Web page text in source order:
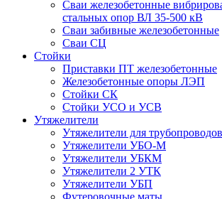
Сваи железобетонные
стальных опор ВЛ 35-500 кВ
Сваи забивные железобетонные
Сваи СЦ
Стойки
Приставки ПТ железобетонные
Железобетонные опоры ЛЭП
Стойки СК
Стойки УСО и УСВ
Утяжелители
Утяжелители для трубопроводов
Утяжелители УБО-М
Утяжелители УБКМ
Утяжелители 2 УТК
Утяжелители УБП
Футеровочные маты